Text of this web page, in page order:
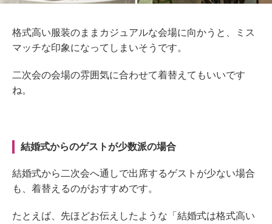
格式高い服装のままカジュアルな会場に向かうと、ミス
マッチな印象になってしまいそうです。
二次会の会場の雰囲気に合わせて着替えてもいいです
ね。
結婚式からのゲストが少数派の場合
結婚式から二次会へ通しで出席するゲストが少ない場合
も、着替えるのがおすすめです。
たとえば、先ほどお伝えしたような「結婚式は格式高い